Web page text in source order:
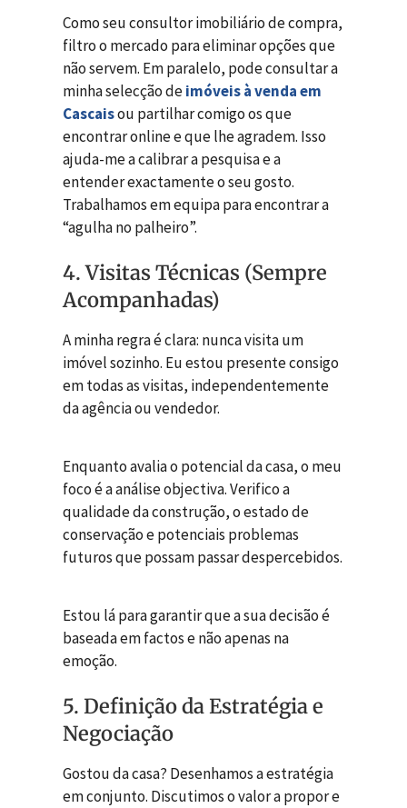
Como seu consultor imobiliário de compra,
filtro o mercado para eliminar opções que
não servem. Em paralelo, pode consultar a
minha selecção deimóveis à venda em
Cascaisou partilhar comigo os que
encontrar online e que lhe agradem. Isso
ajuda-me a calibrar a pesquisa e a
entender exactamente o seu gosto.
Trabalhamos em equipa para encontrar a
“agulha no palheiro”.
4. Visitas Técnicas (Sempre
Acompanhadas)
A minha regra é clara: nunca visita um
imóvel sozinho. Eu estou presente consigo
em todas as visitas, independentemente
da agência ou vendedor.
Enquanto avalia o potencial da casa, o meu
foco é a análise objectiva. Verifico a
qualidade da construção, o estado de
conservação e potenciais problemas
futuros que possam passar despercebidos.
Estou lá para garantir que a sua decisão é
baseada em factos e não apenas na
emoção.
5. Definição da Estratégia e
Negociação
Gostou da casa? Desenhamos a estratégia
em conjunto. Discutimos o valor a propor e